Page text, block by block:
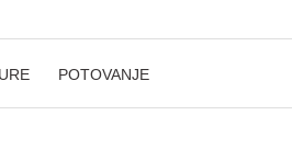
POTOVANJE